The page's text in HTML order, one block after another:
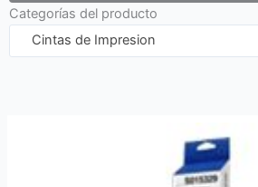
Categorías del producto
Cintas de Impresion